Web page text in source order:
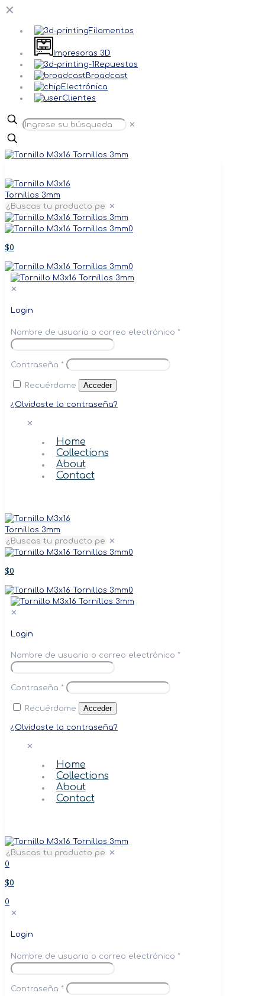
✕
Filamentos
Impresoras 3D
Repuestos
Broadcast
Electrónica
Clientes
✕
✕
0
$0
0
✕
Login
Nombre de usuario o correo electrónico *
Contraseña *
Recuérdame Acceder
¿Olvidaste la contraseña?
✕
Home
Collections
About
Contact
✕
0
$0
0
✕
Login
Nombre de usuario o correo electrónico *
Contraseña *
Recuérdame Acceder
¿Olvidaste la contraseña?
✕
Home
Collections
About
Contact
✕
0
$0
0
✕
Login
Nombre de usuario o correo electrónico *
Contraseña *